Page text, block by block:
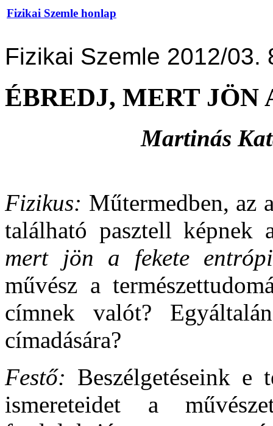
Fizikai Szemle honlap
Fizikai Szemle 2012/03.
ÉBREDJ, MERT JÖN
Martinás
Fizikus: Műtermedben, az
található pasztell
mert jön a fekete
művész a
címnek valót?
címadására?
Festő: Beszélgetéseink e
ismereteidet a